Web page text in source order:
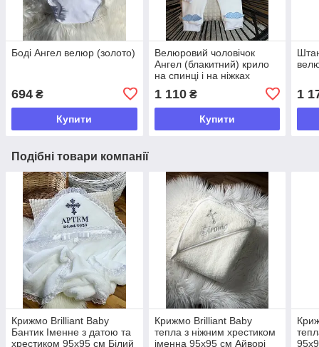
Боді Ангел велюр (золото)
694 ₴
Купити
Велюровий чоловічок
Ангел (блакитний) крило
на спинці і на ніжках
1 110₴
Купити
1
Подібні товари компанії
Крижмо Brilliant Baby
Бантик Іменне з датою та
хрестиком 95х95 см Білий
Крижмо Brilliant Baby
тепла з ніжним хрестиком
іменна 95х95 см Айворі